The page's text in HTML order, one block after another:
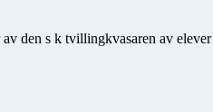
den s k tvillingkvasaren av